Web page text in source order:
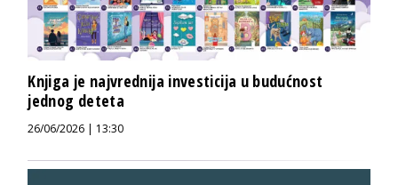
Knjiga je najvrednija investicija u budućnost
jednog deteta
26/06/2026 | 13:30